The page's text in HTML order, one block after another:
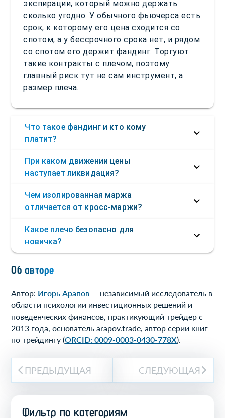
экспирации, который можно держать
сколько угодно. У обычного фьючерса есть
срок, к которому его цена сходится со
спотом, а у бессрочного срока нет, и рядом
со спотом его держит фандинг. Торгуют
такие контракты с плечом, поэтому
главный риск тут не сам инструмент, а
размер плеча.
Что такое фандинг и кто кому
платит?
При каком движении цены
наступает ликвидация?
Чем изолированная маржа
отличается от кросс-маржи?
Какое плечо безопасно для
новичка?
Об авторе
Автор: Игорь Арапов — независимый исследователь в
области психологии инвестиционных решений и
поведенческих финансов, практикующий трейдер с
2013 года, основатель arapov.trade, автор серии книг
по трейдингу (ORCID: 0009-0003-0430-778X).
ПРЕДЫДУЩАЯ СЛЕДУЮЩАЯ
Фильтр по категориям